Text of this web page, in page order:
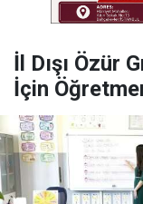
İl Dışı Özür
İçin